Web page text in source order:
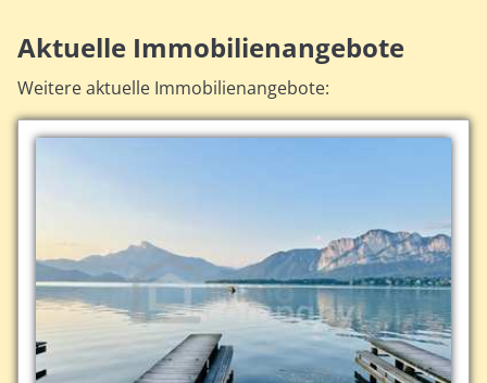
Aktuelle Immobilienangebote
Weitere aktuelle Immobilienangebote: